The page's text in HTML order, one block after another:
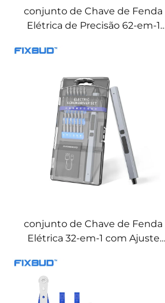
conjunto de Chave de Fenda
Elétrica de Precisão 62-em-1
conjunto de Chave de Fenda
Elétrica 32-em-1 com Ajuste